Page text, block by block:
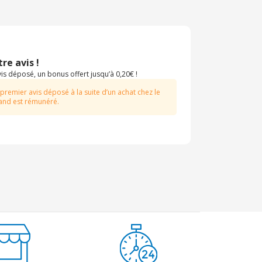
avis !
déposé, un bonus offert jusqu’à 0,20€ !
avis déposé à la suite d’un achat chez le
est rémunéré.